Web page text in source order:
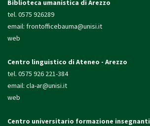
Biblioteca umanistica di Arezzo
tel. 0575 926289
email: frontofficebauma@unisi.it
web
Centro linguistico di Ateneo - Arezzo
tel. 0575 926 221-384
email: cla-ar@unisi.it
web
Centro universitario formazione insegnanti